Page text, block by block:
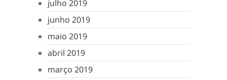
julho 2019
junho 2019
maio 2019
abril 2019
março 2019